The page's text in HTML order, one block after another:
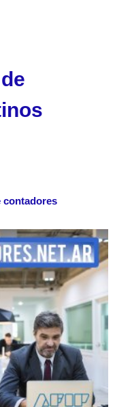
contadores